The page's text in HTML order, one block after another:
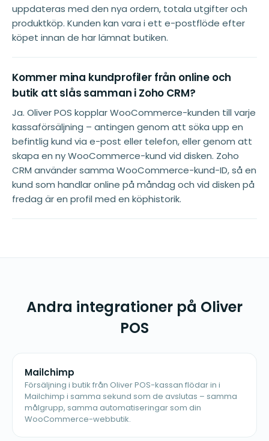
uppdateras med den nya ordern, totala utgifter och
produktköp. Kunden kan vara i ett e-postflöde efter
köpet innan de har lämnat butiken.
Kommer mina kundprofiler från online och
butik att slås samman i Zoho CRM?
Ja. Oliver POS kopplar WooCommerce-kunden till varje
kassaförsäljning – antingen genom att söka upp en
befintlig kund via e-post eller telefon, eller genom att
skapa en ny WooCommerce-kund vid disken. Zoho
CRM använder samma WooCommerce-kund-ID, så en
kund som handlar online på måndag och vid disken på
fredag är en profil med en köphistorik.
Andra integrationer på Oliver
POS
Mailchimp
Försäljning i butik från Oliver POS-kassan flödar in i
Mailchimp i samma sekund som de avslutas – samma
målgrupp, samma automatiseringar som din
WooCommerce-webbutik.